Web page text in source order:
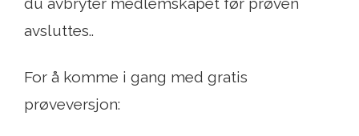
avsluttes..
For å komme i gang med gratis
prøveversjon: